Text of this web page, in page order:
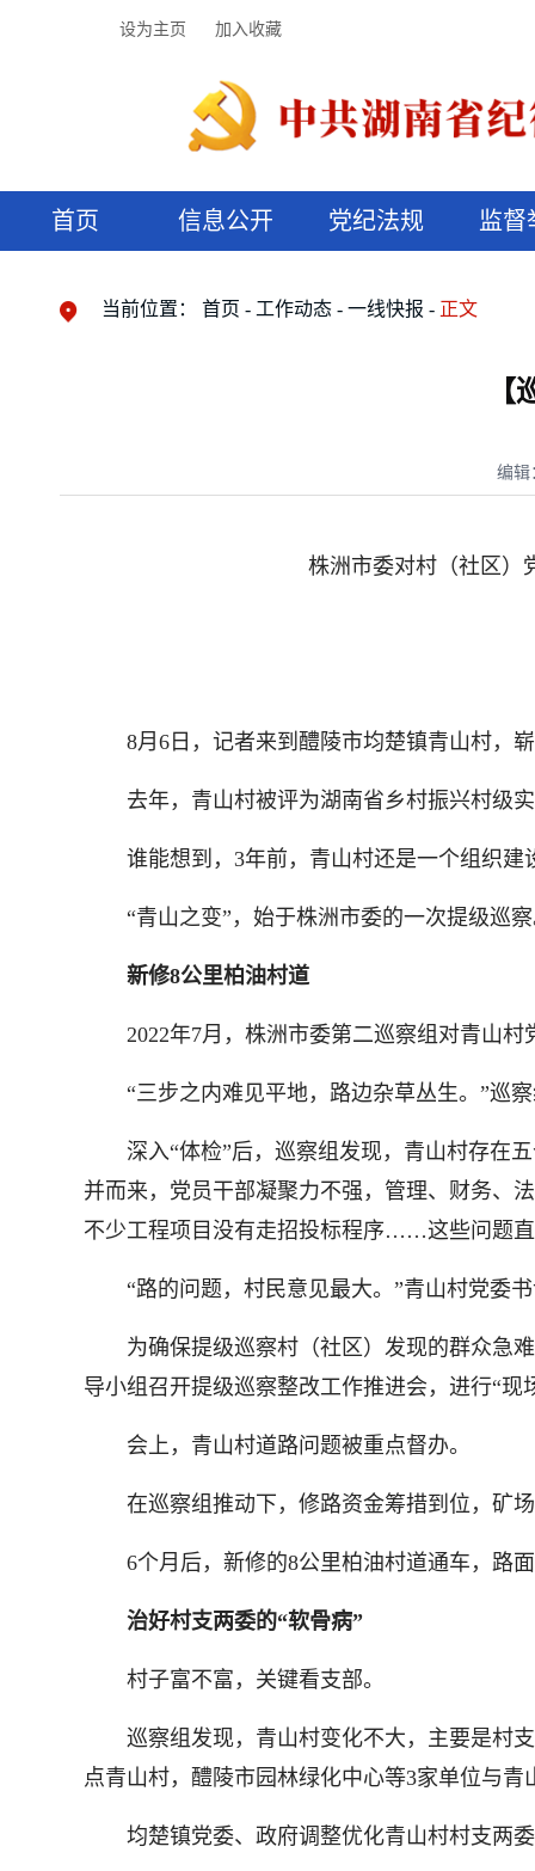
设为主页 加入收藏
首页 信息公开 党纪法规 监督
当前位置： 首页 工作动态 一线快报 正文
编辑
株洲市委对村（社区
8月6日，记者来到醴陵市均楚镇青山村，崭
去年，青山村被评为湖南省乡村振兴村级实
谁能想到，3年前，青山村还是一个组织建
“青山之变”，始于株洲市委的一次提级巡
新修8公里柏油村道
2022年7月，株洲市委第二巡察组对青山村
“三步之内难见平地，路边杂草丛生。”巡察
深入“体检”后，巡察组发现，青山村存在五
并而来，党员干部凝聚力不强，管理、财务、
不少工程项目没有走招投标程序……这些问题
“路的问题，村民意见最大。”青山村党委书
为确保提级巡察村（社区）发现的群众急难
导小组召开提级巡察整改工作推进会，进行“
会上，青山村道路问题被重点督办。
在巡察组推动下，修路资金筹措到位，矿场
6个月后，新修的8公里柏油村道通车，路面
治好村支两委的“软骨病”
村子富不富，关键看支部。
巡察组发现，青山村变化不大，主要是村支
点青山村，醴陵市园林绿化中心等3家单位与
均楚镇党委、政府调整优化青山村村支两委